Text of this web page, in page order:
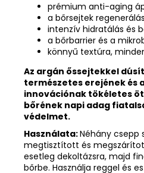
prémium anti-aging
a bőrsejtek
intenzív hidratálás és
a bőrbarrier és a
könnyű textúra,
Az argán őssejtekkel
természetes erejének és
innovációnak tökéletes
bőrének napi adag
védelmet.
Használata:Néhány csepp
megtisztított és
esetleg dekoltázsra, majd
bőrbe. Használja reggel és